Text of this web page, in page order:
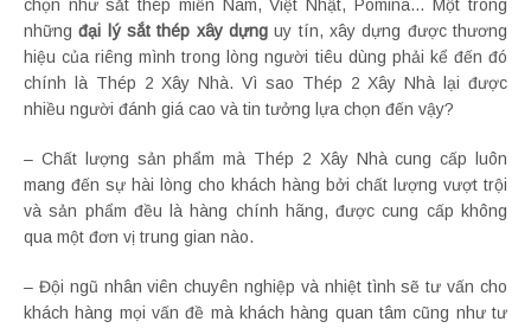
chọn như sắt thép miền Nam, Việt Nhật, Pomina… Một trong
nhữngđại lý sắt thép xây dựnguy tín, xây dựng được thương
hiệu của riêng mình trong lòng người tiêu dùng phải kể đến đó
chính là Thép 2 Xây Nhà. Vì sao Thép 2 Xây Nhà lại được
nhiều người đánh giá cao và tin tưởng lựa chọn đến vậy?
– Chất lượng sản phẩm mà Thép 2 Xây Nhà cung cấp luôn
mang đến sự hài lòng cho khách hàng bởi chất lượng vượt trội
và sản phẩm đều là hàng chính hãng, được cung cấp không
qua một đơn vị trung gian nào.
– Đội ngũ nhân viên chuyên nghiệp và nhiệt tình sẽ tư vấn cho
khách hàng mọi vấn đề mà khách hàng quan tâm cũng như tư